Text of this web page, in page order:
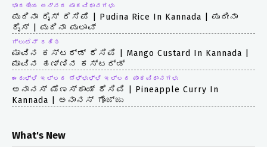
ಭಾರತೀಯ ಅನ್ನದ ಪಾಕವಿಧಾನಗಳು
ಪುದಿನಾ ರೈಸ್ ರೆಸಿಪಿ | Pudina Rice In Kannada | ಪುದೀನಾ
ರೈಸ್ | ಪುದಿನಾ ಪುಲಾವ್
ಗ್ಲುಟೆನ್ ರಹಿತ
ಮಾವಿನ ಕಸ್ಟರ್ಡ್ ರೆಸಿಪಿ | Mango Custard In Kannada |
ಮಾವಿನ ಹಣ್ಣಿನ ಕಸ್ಟರ್ಡ್
ಈರುಳ್ಳಿ ಇಲ್ಲದ ಬೆಳ್ಳುಳ್ಳಿ ಇಲ್ಲದ ಪಾಕವಿಧಾನಗಳು
ಅನಾನಸ್ ಮೆಣಸ್ಕಾಯ್ ರೆಸಿಪಿ | Pineapple Curry In
Kannada | ಅನಾನಸ್ ಗೊಜ್ಜು
What's New